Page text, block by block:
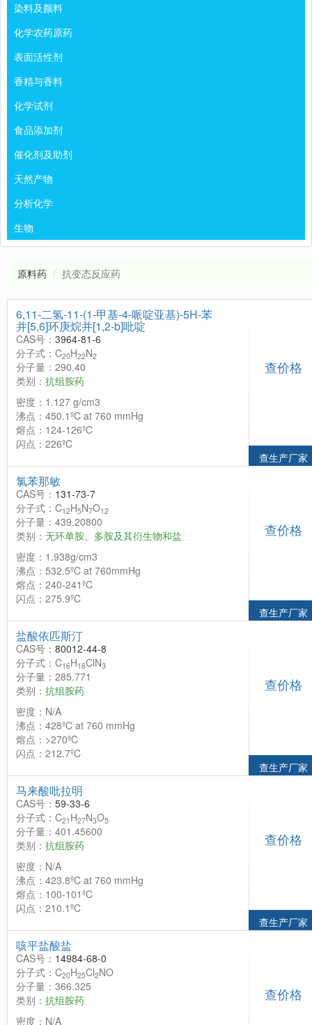
染料及颜料
化学农药原药
表面活性剂
香精与香料
化学试剂
食品添加剂
催化剂及助剂
天然产物
分析化学
生物
原料药 抗变态反应药
6,11-二氢-11-(1-甲基-4-哌啶亚基)-5H-苯
并[5,6]环庚烷并[1,2-b]吡啶
CAS号： 3964-81-6
分子式：C20H22N2
分子量：290.40
类别： 抗组胺药
密度：1.127 g/cm3
沸点：450.1ºC at 760 mmHg
熔点：124-126ºC
闪点：226ºC
查价格
查生产厂家
氯苯那敏
CAS号： 131-73-7
分子式：C12H5N7O12
分子量：439.20800
类别： 无环单胺、多胺及其衍生物和盐
密度：1.938g/cm3
沸点：532.5ºC at 760mmHg
熔点：240-241ºC
闪点：275.9ºC
查价格
查生产厂家
盐酸依匹斯汀
CAS号： 80012-44-8
分子式：C16H16ClN3
分子量：285.771
类别： 抗组胺药
密度：N/A
沸点：428ºC at 760 mmHg
熔点：>270ºC
闪点：212.7ºC
查价格
查生产厂家
马来酸吡拉明
CAS号： 59-33-6
分子式：C21 H27N3O5
分子量：401.45600
类别： 抗组胺药
密度：N/A
沸点：423.8ºC at 760 mmHg
熔点：100-101ºC
闪点：210.1ºC
查价格
查生产厂家
咳平盐酸盐
CAS号： 14984-68-0
分子式：C20H25Cl2NO
分子量：366.325
类别： 抗组胺药
密度：N/A
查价格